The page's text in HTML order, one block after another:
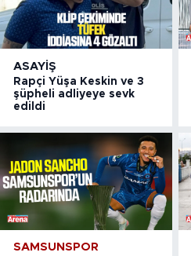
ASAYIŞ
Rapçi Yüşa Keskin ve 3
şüpheli adliyeye sevk
edildi
SAMSUNSPOR